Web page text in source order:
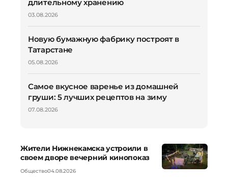
длительному хранению
03.08.2026
Новую бумажную фабрику построят в
Татарстане
05.08.2026
Самое вкусное варенье из домашней
груши: 5 лучших рецептов на зиму
07.08.2026
Жители Нижнекамска устроили в
своем дворе вечерний кинопоказ
Общество04.08.2026